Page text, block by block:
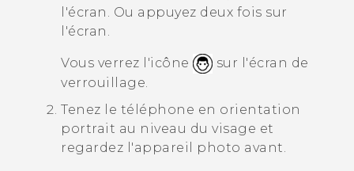
l'écran. Ou appuyez deux fois sur
l'écran.
Vous verrez l'icône
sur l'écran de
verrouillage.
Tenez le téléphone en orientation
portrait au niveau du visage et
regardez l'appareil photo avant.